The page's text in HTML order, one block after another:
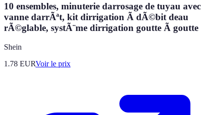
10 ensembles, minuterie darrosage de tuyau avec
vanne darrÃªt, kit dirrigation Ã dÃ©bit deau
rÃ©glable, systÃ¨me dirrigation goutte Ã goutte
Shein
1.78 EURVoir le prix